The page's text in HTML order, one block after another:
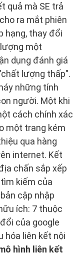
quả mà SE trả
ra mắt phiên
hạng, thay đổi
một
dụng đánh giá
lượng thấp".
những tính
người. Một khi
cách chính xác
một trang kém
qua hàng
internet. Kết
chấn sắp xếp
kiếm của
cập nhập
ích: 7 thuộc
của google
hóa liên kết nội
hình liên kết